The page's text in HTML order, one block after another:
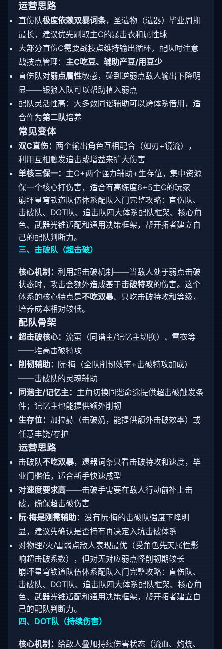
运营思路
直伤队极度依赖双暴词条，圣遗物（遗器）毕业周期
最长，建议优先刷取主C的暴击衣和属性球
大部分直伤C需要战技点维持输出循环，配队时注意
战技点管理： 主C吃豆、辅助产豆/用豆少
直伤队对弱点属性敏感，碰到逆弱点敌人输出下降明
显——银狼入队可以帮助植入弱点
配队灵活性高：大多数同谐辅助可以跨体系借用，适
合作为第二队培养
常见变体
双C直伤： 两个输出角色互相配合（如刃+镜流），
利用互相触发追击或增益来扩大伤害
单核三保一： 主C+两个强力辅助+生存位，集中资源
保一个核心打伤害，适合有高练度6+5主C的玩家
崩坏星穹铁道队伍体系配队入门完整攻略：直伤队、
击破队、DOT队、追击队四大体系配队框架、核心角
色、武器光锥适配和通用决策框架，帮开拓者建立自
己的配队判断力。
三、击破队（超击破）
核心机制： 利用超击破机制——当敌人处于弱点击破
状态时，攻击会额外造成基于击破特攻的伤害。这个
体系的核心特点是不吃双暴、只吃击破特攻和等级，
培养成本相对较低。
配队骨架
超击破核心： 流萤（同谐主/记忆主切换）、雪衣等
——堆高击破特攻
削韧辅助： 阮·梅（全队削韧效率+击破特攻加成）
——击破队的灵魂辅助
同谐主/记忆主： 主角切换同谐命途提供超击破触发条
件；记忆主也能提供额外削韧
生存位： 加拉赫（击破奶，能提供额外击破效率）或
任意丰饶/存护
运营思路
击破队不吃双暴，遗器词条只看击破特攻和速度，毕
业门槛低，适合新手快速成型
对速度要求高——击破手需要在敌人行动前补上击
破，确保超击破伤害
阮·梅是刚需辅助：没有阮·梅的击破队强度下降明
显，建议先确认是否持有再决定入坑击破体系
对物理/火/雷弱点敌人表现最优（受角色先天属性影
响超击破系数），但对无对应弱点怪削韧期较长
崩坏星穹铁道队伍体系配队入门完整攻略：直伤队、
击破队、DOT队、追击队四大体系配队框架、核心角
色、武器光锥适配和通用决策框架，帮开拓者建立自
己的配队判断力。
四、DOT队（持续伤害）
核心机制： 给敌人叠加持续伤害状态（流血、灼烧、